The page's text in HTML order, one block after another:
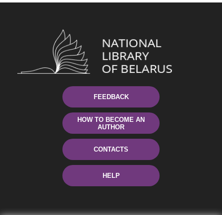
FEEDBACK
HOW TO BECOME AN
AUTHOR
CONTACTS
HELP